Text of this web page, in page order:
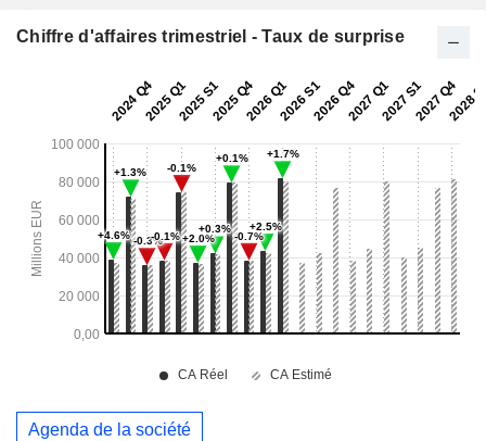
Chiffre d'affaires trimestriel - Taux de surprise
Agenda de la société